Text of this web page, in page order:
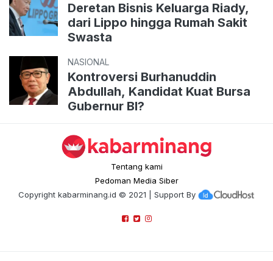
Deretan Bisnis Keluarga Riady,
dari Lippo hingga Rumah Sakit
Swasta
NASIONAL
Kontroversi Burhanuddin
Abdullah, Kandidat Kuat Bursa
Gubernur BI?
Tentang kami
Pedoman Media Siber
Copyright kabarminang.id © 2021 | Support By